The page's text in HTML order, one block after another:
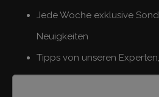
Jede Woche exklusive
Neuigkeiten
Tipps von unseren